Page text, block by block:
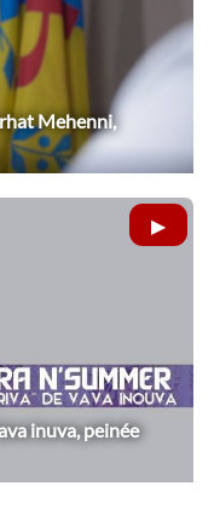
Mehenni,
inuva, peinée